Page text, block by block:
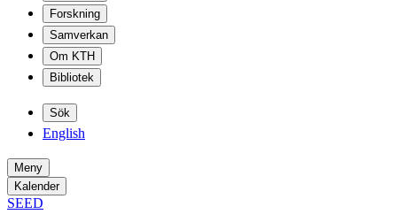
Forskning
Samverkan
Om KTH
Bibliotek
Sök
English
Meny
Kalender
SEED